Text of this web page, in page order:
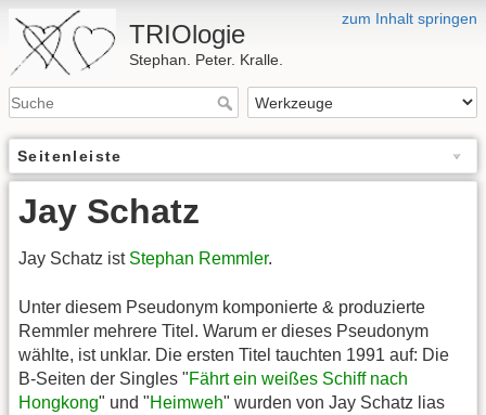
zum Inhalt springen
TRIOlogie
Stephan. Peter. Kralle.
Seitenleiste
Jay Schatz
Jay Schatz ist Stephan Remmler.
Unter diesem Pseudonym komponierte & produzierte
Remmler mehrere Titel. Warum er dieses Pseudonym
wählte, ist unklar. Die ersten Titel tauchten 1991 auf: Die
B-Seiten der Singles "Fährt ein weißes Schiff nach
Hongkong" und "Heimweh" wurden von Jay Schatz lias